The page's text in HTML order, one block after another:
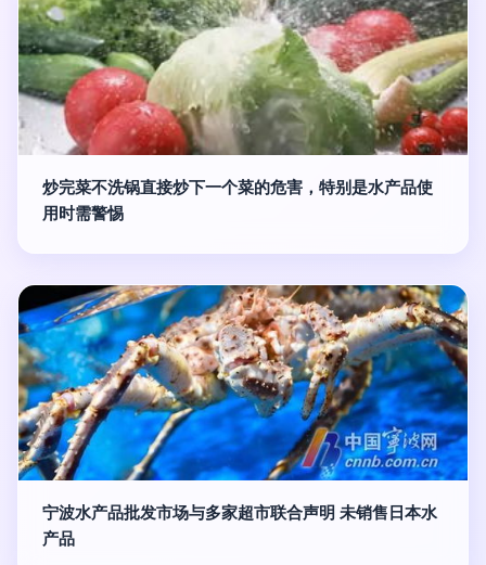
炒完菜不洗锅直接炒下一个菜的危害，特别是水产品使
用时需警惕
宁波水产品批发市场与多家超市联合声明 未销售日本水
产品